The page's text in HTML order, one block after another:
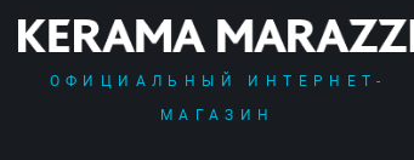
ОФИЦИАЛЬНЫЙ ИНТЕРНЕТ-
МАГАЗИН